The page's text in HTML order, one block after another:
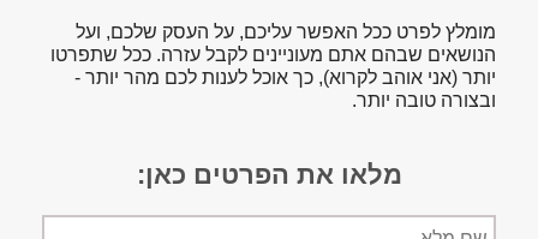
מומלץ לפרט ככל האפשר עליכם, על העסק שלכם, ועל
הנושאים שבהם אתם מעוניינים לקבל עזרה. ככל שתפרטו
יותר (אני אוהב לקרוא), כך אוכל לענות לכם מהר יותר -
ובצורה טובה יותר.
מלאו את הפרטים כאן: